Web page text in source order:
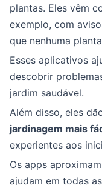
plantas. Eles vêm
exemplo, com
que nenhuma
Esses aplicativos
descobrir
jardim saudável.
Além disso, eles
jardinagem mais
experientes aos
Os apps
ajudam em todas